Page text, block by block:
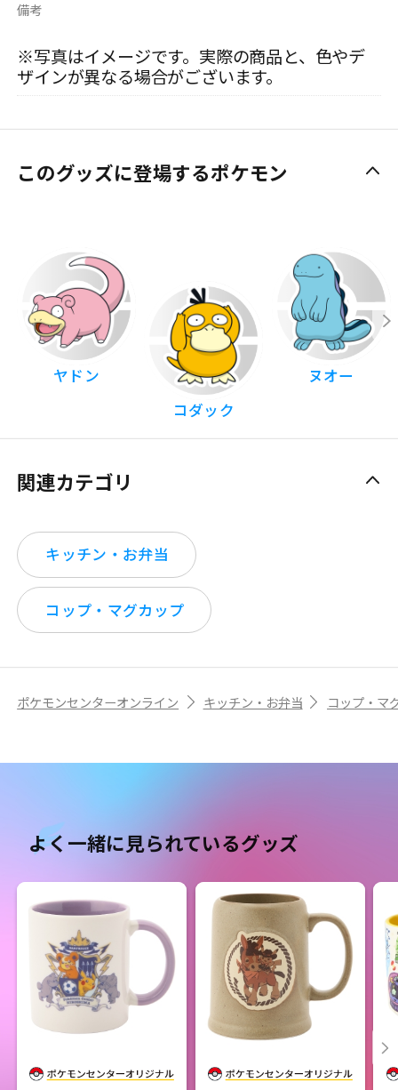
備考
※写真はイメージです。実際の商品と、色やデ
ザインが異なる場合がございます。
このグッズに登場するポケモン
ヤドン
コダック
ヌオー
関連カテゴリ
キッチン・お弁当
コップ・マグカップ
ポケモンセンターオンライン キッチン・お弁当 コップ・マ
よく一緒に見られているグッズ